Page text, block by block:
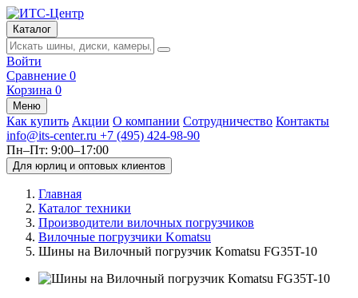
Каталог
Войти
Сравнение 0
Корзина 0
Меню
Как купить Акции О компании Сотрудничество Контакты
info@its-center.ru +7 (495) 424-98-90
Пн–Пт: 9:00–17:00
Для юрлиц и оптовых клиентов
Главная
Каталог техники
Производители вилочных погрузчиков
Вилочные погрузчики Komatsu
Шины на Вилочный погрузчик Komatsu FG35T-10